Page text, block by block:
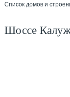
Список домов и
Шоссе